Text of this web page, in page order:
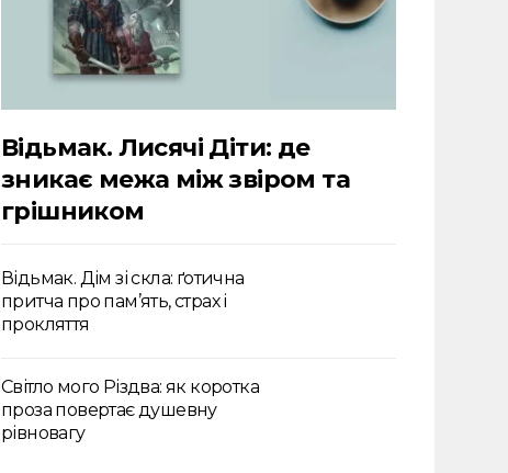
Відьмак. Лисячі Діти: де
зникає межа між звіром та
грішником
Відьмак. Дім зі скла: ґотична
притча про пам’ять, страх і
прокляття
Світло мого Різдва: як коротка
проза повертає душевну
рівновагу